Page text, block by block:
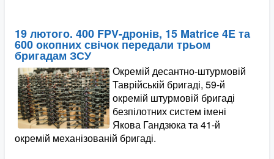
19 лютого. 400 FPV-дронів, 15 Matrice 4E та
600 окопних свічок передали трьом
бригадам ЗСУ
Окремій десантно-штурмовій
Таврійській бригаді, 59-й
окремій штурмовій бригаді
безпілотних систем імені
Якова Гандзюка та 41-й
окремій механізованій бригаді.